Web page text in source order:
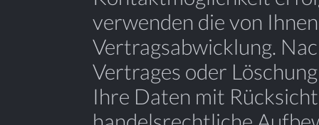
verwenden die von
Vertragsabwicklung.
Vertrages oder
Ihre Daten mit